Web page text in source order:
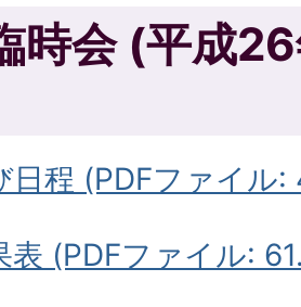
時会 (平成
日程 (PDFファイル:
表 (PDFファイル: